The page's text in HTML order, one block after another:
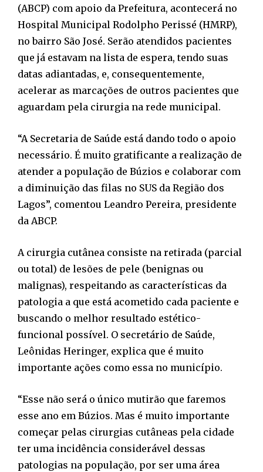
(ABCP) com apoio da Prefeitura, acontecerá no
Hospital Municipal Rodolpho Perissé (HMRP),
no bairro São José. Serão atendidos pacientes
que já estavam na lista de espera, tendo suas
datas adiantadas, e, consequentemente,
acelerar as marcações de outros pacientes que
aguardam pela cirurgia na rede municipal.
“A Secretaria de Saúde está dando todo o apoio
necessário. É muito gratificante a realização de
atender a população de Búzios e colaborar com
a diminuição das filas no SUS da Região dos
Lagos”, comentou Leandro Pereira, presidente
da ABCP.
A cirurgia cutânea consiste na retirada (parcial
ou total) de lesões de pele (benignas ou
malignas), respeitando as características da
patologia a que está acometido cada paciente e
buscando o melhor resultado estético-
funcional possível. O secretário de Saúde,
Leônidas Heringer, explica que é muito
importante ações como essa no município.
“Esse não será o único mutirão que faremos
esse ano em Búzios. Mas é muito importante
começar pelas cirurgias cutâneas pela cidade
ter uma incidência considerável dessas
patologias na população, por ser uma área